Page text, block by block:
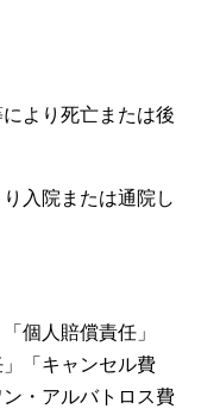
より死亡または後
入院または通院し
個人賠償責任」
」「キャンセル費
・アルバトロス費